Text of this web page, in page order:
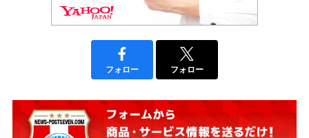
フォロー フォロー